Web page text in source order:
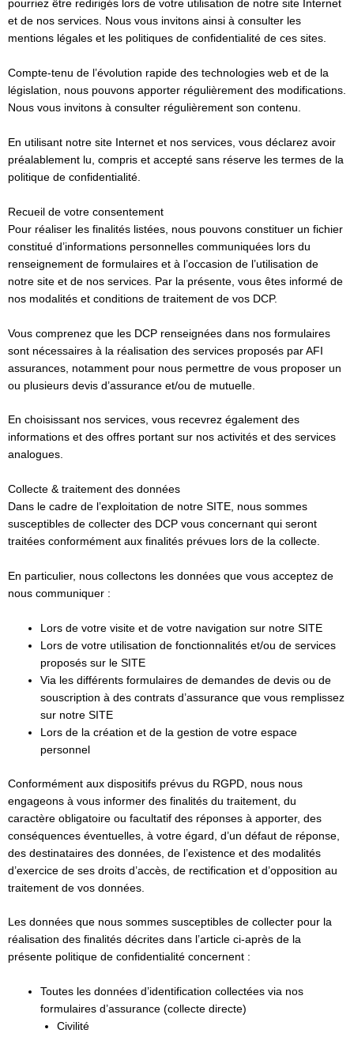
pourriez être redirigés lors de votre utilisation de notre site Internet
et de nos services. Nous vous invitons ainsi à consulter les
mentions légales et les politiques de confidentialité de ces sites.
Compte-tenu de l’évolution rapide des technologies web et de la
législation, nous pouvons apporter régulièrement des modifications.
Nous vous invitons à consulter régulièrement son contenu.
En utilisant notre site Internet et nos services, vous déclarez avoir
préalablement lu, compris et accepté sans réserve les termes de la
politique de confidentialité.
Recueil de votre consentement
Pour réaliser les finalités listées, nous pouvons constituer un fichier
constitué d’informations personnelles communiquées lors du
renseignement de formulaires et à l’occasion de l’utilisation de
notre site et de nos services. Par la présente, vous êtes informé de
nos modalités et conditions de traitement de vos DCP.
Vous comprenez que les DCP renseignées dans nos formulaires
sont nécessaires à la réalisation des services proposés par AFI
assurances, notamment pour nous permettre de vous proposer un
ou plusieurs devis d’assurance et/ou de mutuelle.
En choisissant nos services, vous recevrez également des
informations et des offres portant sur nos activités et des services
analogues.
Collecte & traitement des données
Dans le cadre de l’exploitation de notre SITE, nous sommes
susceptibles de collecter des DCP vous concernant qui seront
traitées conformément aux finalités prévues lors de la collecte.
En particulier, nous collectons les données que vous acceptez de
nous communiquer :
Lors de votre visite et de votre navigation sur notre SITE
Lors de votre utilisation de fonctionnalités et/ou de services
proposés sur le SITE
Via les différents formulaires de demandes de devis ou de
souscription à des contrats d’assurance que vous remplissez
sur notre SITE
Lors de la création et de la gestion de votre espace
personnel
Conformément aux dispositifs prévus du RGPD, nous nous
engageons à vous informer des finalités du traitement, du
caractère obligatoire ou facultatif des réponses à apporter, des
conséquences éventuelles, à votre égard, d’un défaut de réponse,
des destinataires des données, de l’existence et des modalités
d’exercice de ses droits d’accès, de rectification et d’opposition au
traitement de vos données.
Les données que nous sommes susceptibles de collecter pour la
réalisation des finalités décrites dans l’article ci-après de la
présente politique de confidentialité concernent :
Toutes les données d’identification collectées via nos
formulaires d’assurance (collecte directe)
Civilité